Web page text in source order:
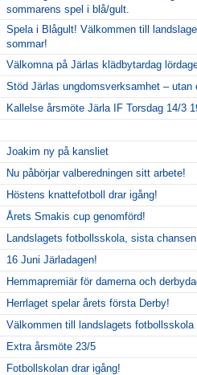
sommarens spel i blå/gult.
Spela i Blågult! Välkommen till
sommar!
Välkomna på Järlas klädbytardag
Stöd Järlas ungdomsverksamhet – utan
Kallelse årsmöte Järla IF Torsdag 14/3
Joakim ny på kansliet
Nu påbörjar valberedningen sitt arbete!
Höstens knattefotboll drar igång!
Årets Smakis cup genomförd!
Landslagets fotbollsskola, sista
16 Juni Järladagen!
Hemmapremiär för damerna och
Herrlaget spelar årets första Derby!
Välkommen till landslagets fotbollsskola
Extra årsmöte 23/5
Fotbollskolan drar igång!